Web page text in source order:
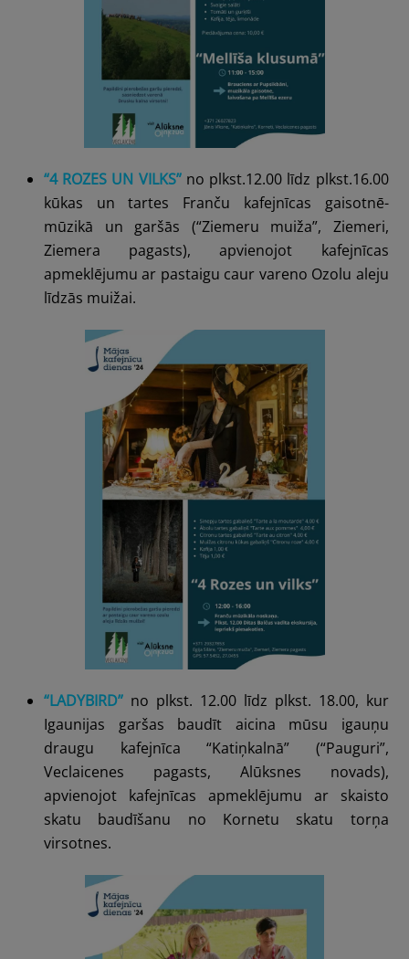
“4 ROZES UN VILKS”no plkst.12.00 līdz plkst.16.00
kūkas un tartes Franču kafejnīcas gaisotnē-
mūzikā un garšās (“Ziemeru muiža”, Ziemeri,
Ziemera pagasts), apvienojot kafejnīcas
apmeklējumu ar pastaigu caur vareno Ozolu aleju
līdzās muižai.
“LADYBIRD” no plkst. 12.00 līdz plkst. 18.00, kur
Igaunijas garšas baudīt aicina mūsu igauņu
draugu kafejnīca“Katiņkalnā” (“Pauguri”,
Veclaicenes pagasts, Alūksnes novads),
apvienojot kafejnīcas apmeklējumu ar skaisto
skatu baudīšanu no Kornetu skatu torņa
virsotnes.